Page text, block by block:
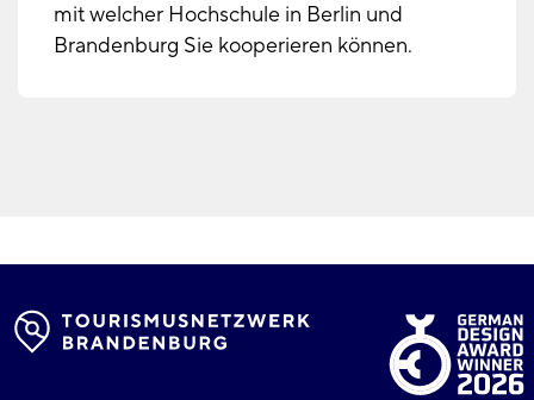
mit welcher Hochschule in Berlin und
Brandenburg Sie kooperieren können.